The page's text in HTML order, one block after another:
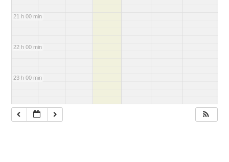
21 h 00 min
22 h 00 min
23 h 00 min